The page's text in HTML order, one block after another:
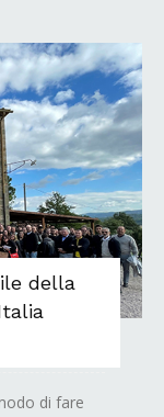
della
di fare